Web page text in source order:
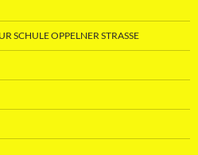
OPPELNER STRASSE